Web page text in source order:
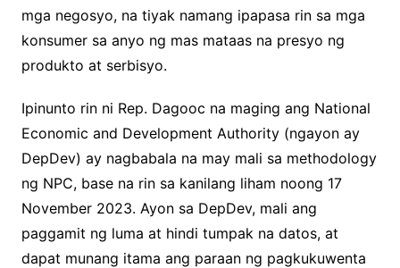
mga negosyo, na tiyak namang ipapasa rin sa mga
konsumer sa anyo ng mas mataas na presyo ng
produkto at serbisyo.
Ipinunto rin ni Rep. Dagooc na maging ang National
Economic and Development Authority (ngayon ay
DepDev) ay nagbabala na may mali sa methodology
ng NPC, base na rin sa kanilang liham noong 17
November 2023. Ayon sa DepDev, mali ang
paggamit ng luma at hindi tumpak na datos, at
dapat munang itama ang paraan ng pagkukuwenta